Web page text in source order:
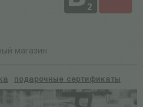
магазин
подарочные сертификаты